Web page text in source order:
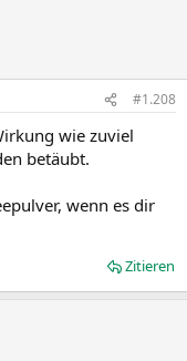
#1.208
wie zuviel
betäubt.
wenn es dir
Zitieren